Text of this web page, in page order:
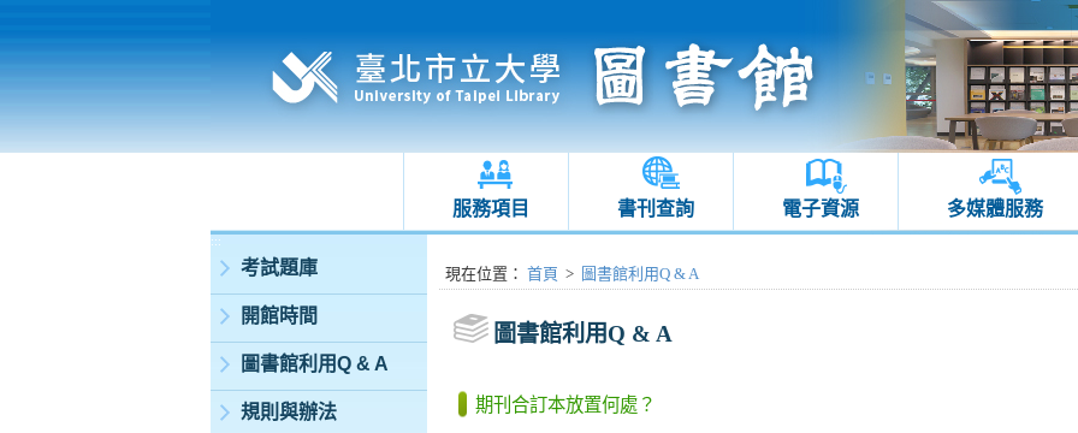
服務項目 書刊查詢 電子資源 多媒體服務
:::
考試題庫
開館時間
圖書館利用Q & A
規則與辦法
:::現在位置 ： 首頁 > 圖書館利用Q & A
圖書館利用Q & A
期刊合訂本放置何處？